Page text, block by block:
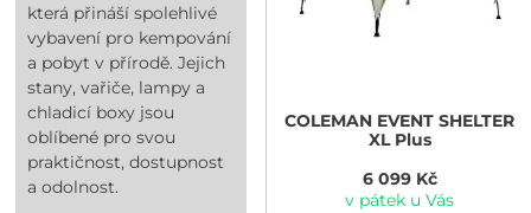
která přináší spolehlivé
vybavení pro kempování
a pobyt v přírodě. Jejich
stany, vařiče, lampy a
chladicí boxy jsou
oblíbené pro svou
praktičnost, dostupnost
a odolnost.
COLEMAN EVENT SHELTER
XL Plus
6 099 Kč
v pátek u Vás